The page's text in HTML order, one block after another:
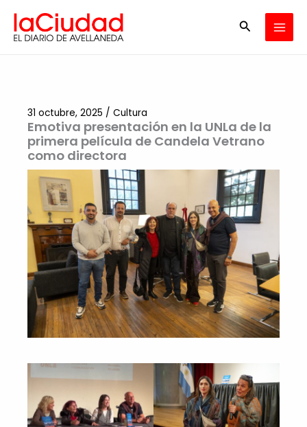
contenido
Buscar
Emotiva presentación en la UNLa de la
primera película de Candela Vetrano
como directora
31 octubre, 2025 / Cultura